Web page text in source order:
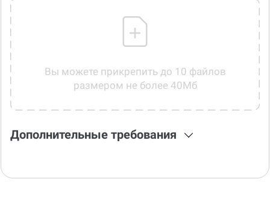
Вы можете прикрепить до 10 файлов
размером не более 40Мб
Дополнительные требования